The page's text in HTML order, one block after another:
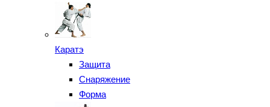
Каратэ
Защита
Снаряжение
Форма